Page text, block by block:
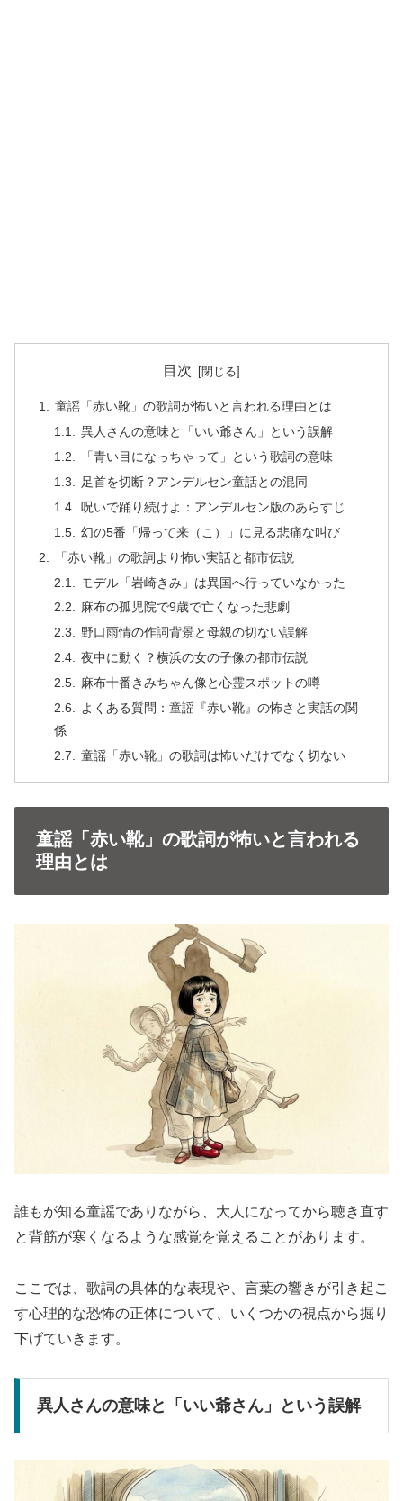
目次
童謡「赤い靴」の歌詞が怖いと言われる理由とは
異人さんの意味と「いい爺さん」という誤解
「青い目になっちゃって」という歌詞の意味
足首を切断？アンデルセン童話との混同
呪いで踊り続けよ：アンデルセン版のあらすじ
幻の5番「帰って来（こ）」に見る悲痛な叫び
「赤い靴」の歌詞より怖い実話と都市伝説
モデル「岩崎きみ」は異国へ行っていなかった
麻布の孤児院で9歳で亡くなった悲劇
野口雨情の作詞背景と母親の切ない誤解
夜中に動く？横浜の女の子像の都市伝説
麻布十番きみちゃん像と心霊スポットの噂
よくある質問：童謡『赤い靴』の怖さと実話の関
係
童謡「赤い靴」の歌詞は怖いだけでなく切ない
童謡「赤い靴」の歌詞が怖いと言われる
理由とは
誰もが知る童謡でありながら、大人になってから聴き直す
と背筋が寒くなるような感覚を覚えることがあります。
ここでは、歌詞の具体的な表現や、言葉の響きが引き起こ
す心理的な恐怖の正体について、いくつかの視点から掘り
下げていきます。
異人さんの意味と「いい爺さん」という誤解